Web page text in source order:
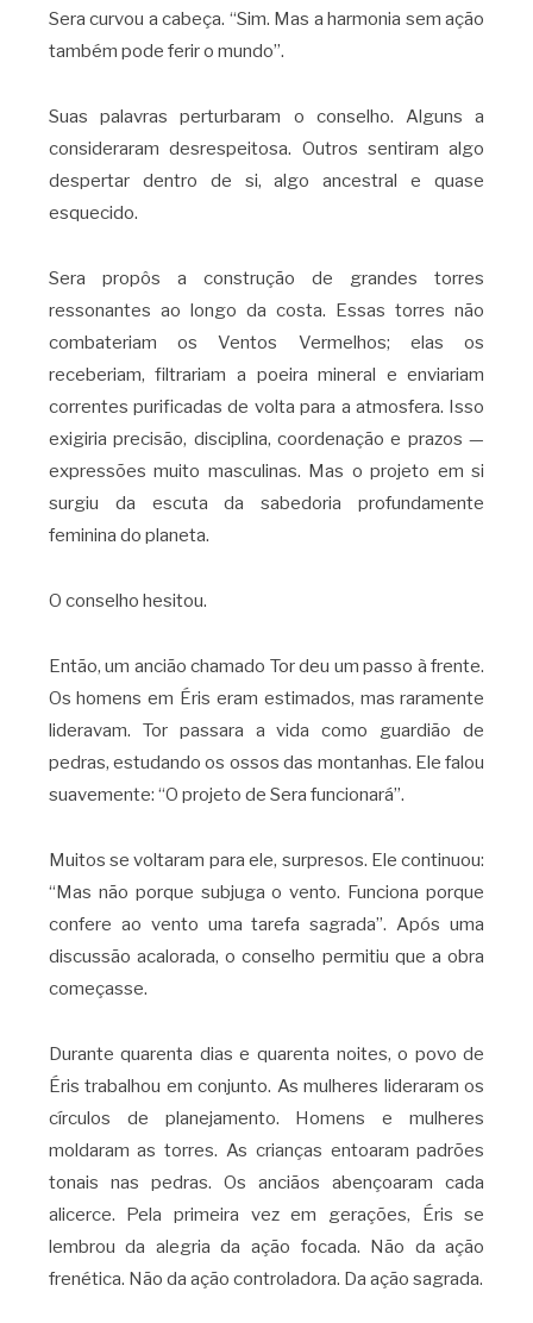
Sera curvou a cabeça. “Sim. Mas a harmonia sem ação
também pode ferir o mundo”.
Suas palavras perturbaram o conselho. Alguns a
consideraram desrespeitosa. Outros sentiram algo
despertar dentro de si, algo ancestral e quase
esquecido.
Sera propôs a construção de grandes torres
ressonantes ao longo da costa. Essas torres não
combateriam os Ventos Vermelhos; elas os
receberiam, filtrariam a poeira mineral e enviariam
correntes purificadas de volta para a atmosfera. Isso
exigiria precisão, disciplina, coordenação e prazos —
expressões muito masculinas. Mas o projeto em si
surgiu da escuta da sabedoria profundamente
feminina do planeta.
O conselho hesitou.
Então, um ancião chamado Tor deu um passo à frente.
Os homens em Éris eram estimados, mas raramente
lideravam. Tor passara a vida como guardião de
pedras, estudando os ossos das montanhas. Ele falou
suavemente: “O projeto de Sera funcionará”.
Muitos se voltaram para ele, surpresos. Ele continuou:
“Mas não porque subjuga o vento. Funciona porque
confere ao vento uma tarefa sagrada”. Após uma
discussão acalorada, o conselho permitiu que a obra
começasse.
Durante quarenta dias e quarenta noites, o povo de
Éris trabalhou em conjunto. As mulheres lideraram os
círculos de planejamento. Homens e mulheres
moldaram as torres. As crianças entoaram padrões
tonais nas pedras. Os anciãos abençoaram cada
alicerce. Pela primeira vez em gerações, Éris se
lembrou da alegria da ação focada. Não da ação
frenética. Não da ação controladora. Da ação sagrada.